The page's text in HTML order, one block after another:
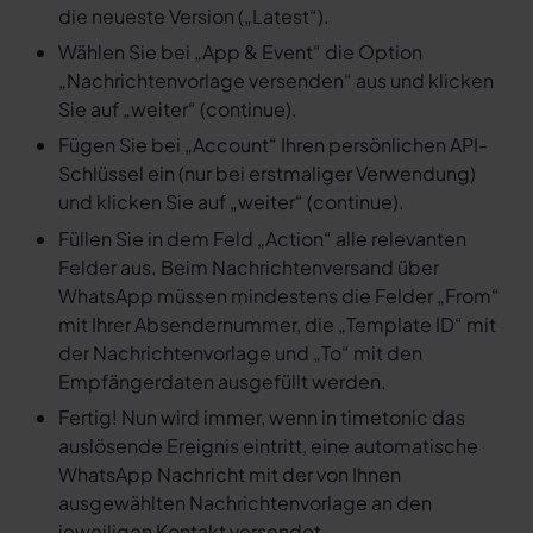
die neueste Version („Latest“).
Wählen Sie bei „App & Event“ die Option
„Nachrichtenvorlage versenden“ aus und klicken
Sie auf „weiter“ (continue).
Fügen Sie bei „Account“ Ihren persönlichen API-
Schlüssel ein (nur bei erstmaliger Verwendung)
und klicken Sie auf „weiter“ (continue).
Füllen Sie in dem Feld „Action“ alle relevanten
Felder aus. Beim Nachrichtenversand über
WhatsApp müssen mindestens die Felder „From“
mit Ihrer Absendernummer, die „Template ID“ mit
der Nachrichtenvorlage und „To“ mit den
Empfängerdaten ausgefüllt werden.
Fertig! Nun wird immer, wenn in timetonic das
auslösende Ereignis eintritt, eine automatische
WhatsApp Nachricht mit der von Ihnen
ausgewählten Nachrichtenvorlage an den